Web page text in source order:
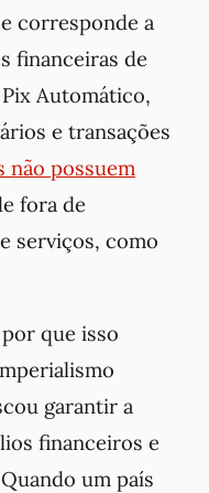
corresponde a
financeiras de
Automático,
e transações
não possuem
fora de
serviços, como
que isso
garantir a
financeiros e
um país